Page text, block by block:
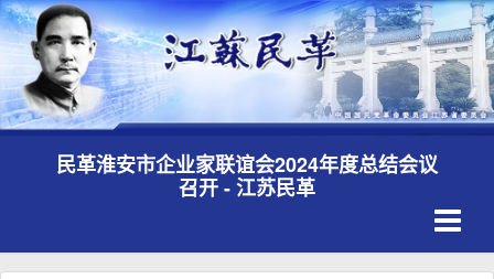
民革淮安市企业家联谊会2024年度总结会议
召开 - 江苏民革